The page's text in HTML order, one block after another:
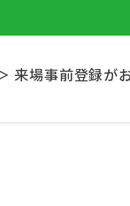
来場事前登録が